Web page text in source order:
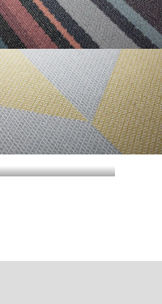
イズの調整をご希望の場合
め、施工費が割増しになる場
境などをご確認の上、商品選
的な下地基材は以下のものに
の繊維混入ケイ酸カルシウム
ード
ード
STRIPE